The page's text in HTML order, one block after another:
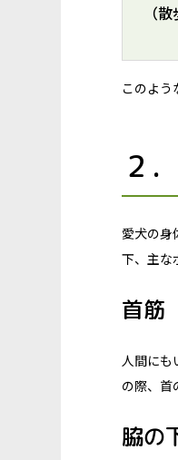
（
このよう
２
愛犬の身
下、主な
首筋
人間にも
の際、首
脇の